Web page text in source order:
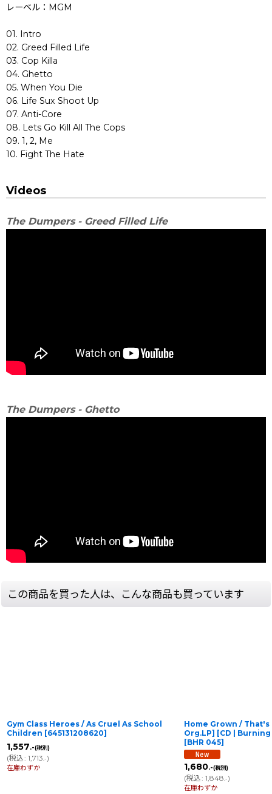
レーベル：MGM
01. Intro
02. Greed Filled Life
03. Cop Killa
04. Ghetto
05. When You Die
06. Life Sux Shoot Up
07. Anti-Core
08. Lets Go Kill All The Cops
09. 1, 2, Me
10. Fight The Hate
Videos
The Dumpers - Greed Filled Life
The Dumpers - Ghetto
この商品を買った人は、こんな商品も買っています
Gym Class Heroes / As Cruel As School
Children [645131208620]
1,557.-(税別)
(税込: 1,713.-)
在庫わずか
Home Grown /
Org.LP] [CD | Burning
[BHR 045]
1,680.-(税別)
(税込: 1,848 .-)
在庫わずか